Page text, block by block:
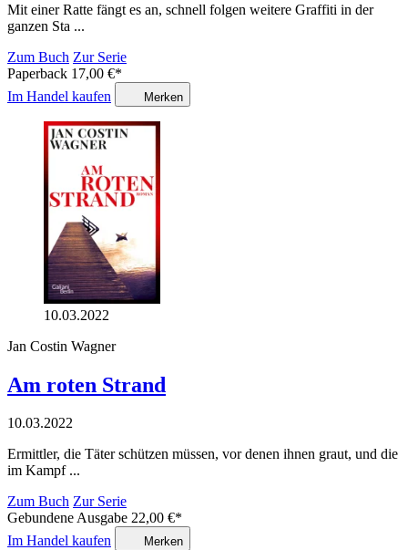
Mit einer Ratte fängt es an, schnell folgen weitere Graffiti in der
ganzen Sta ...
Zum Buch Zur Serie
Paperback 17,00 €*
Im Handel kaufen
Merken
10.03.2022
Jan Costin Wagner
Am roten Strand
10.03.2022
Ermittler, die Täter schützen müssen, vor denen ihnen graut, und die
im Kampf ...
Zum Buch Zur Serie
Gebundene Ausgabe 22,00 €*
Im Handel kaufen
Merken